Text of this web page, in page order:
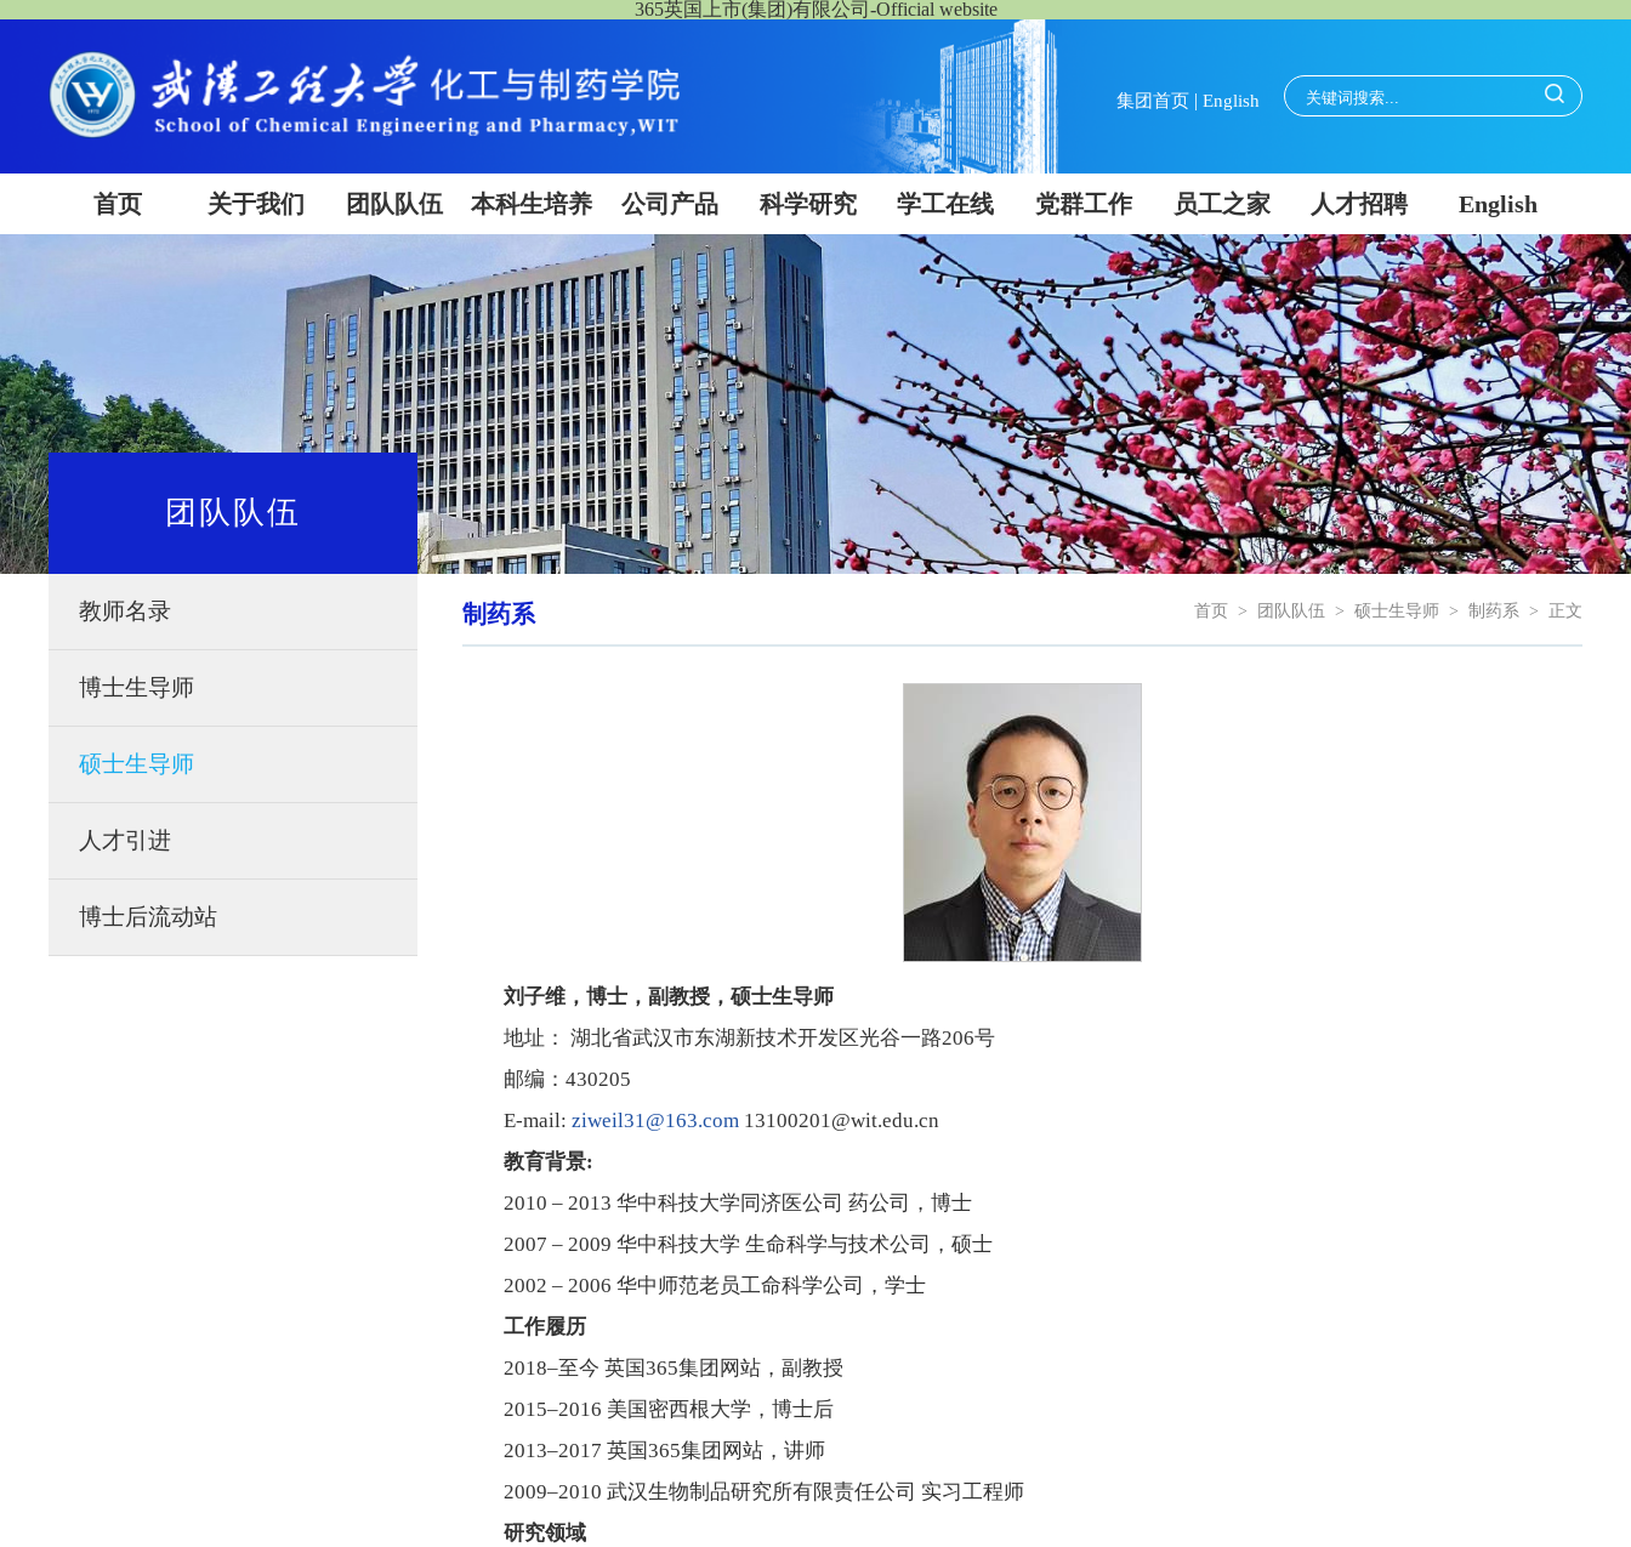
365英国上市(集团)有限公司-Official website
集团首页| English
首页 关于我们 团队队伍 本科生培养 公司产品 科学研究 学工在线 党群工作 员工之家 人才招聘 English
团队队伍
教师名录
博士生导师
硕士生导师
人才引进
博士后流动站
制药系 首页 > 团队队伍 > 硕士生导师 > 制药系 > 正文
刘子维，博士，副教授，硕士生导师
地址： 湖北省武汉市东湖新技术开发区光谷一路206号
邮编：430205
E-mail:ziweil31@163.com 13100201@wit.edu.cn
教育背景:
2010 – 2013 华中科技大学同济医公司 药公司，博士
2007 – 2009 华中科技大学 生命科学与技术公司，硕士
2002 – 2006 华中师范老员工命科学公司，学士
工作履历
2018–至今 英国365集团网站，副教授
2015–2016 美国密西根大学，博士后
2013–2017 英国365集团网站，讲师
2009–2010 武汉生物制品研究所有限责任公司 实习工程师
研究领域